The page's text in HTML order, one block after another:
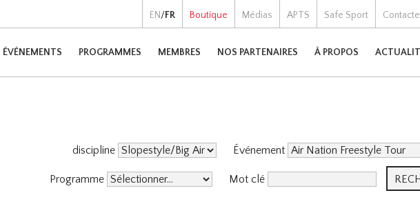
EN/FR Boutique Médias APTS Safe Sport
ÉVÉNEMENTS PROGRAMMES MEMBRES NOS PARTENAIRES À PROPOS
discipline Événement
Programme Mot clé